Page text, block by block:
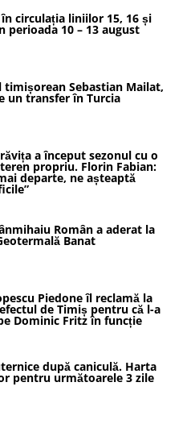
circulația liniilor 15, 16 și
perioada 10 – 13 august
timișorean Sebastian Mailat,
un transfer în Turcia
a început sezonul cu o
propriu. Florin Fabian:
departe, ne așteaptă
Român a aderat la
Banat
Piedone îl reclamă la
de Timiș pentru că l-a
Dominic Fritz în funcție
după caniculă. Harta
pentru următoarele 3 zile